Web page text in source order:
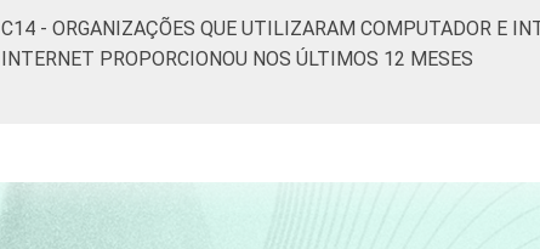
C14 - ORGANIZAÇÕES QUE UTILIZARAM COMPUTADOR E
INTERNET PROPORCIONOU NOS ÚLTIMOS 12 MESES